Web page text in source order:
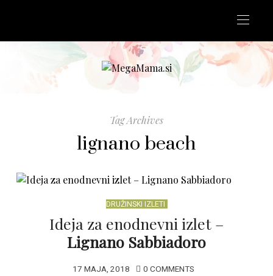
Tag Archives
lignano beach
DRUŽINSKI IZLETI
Ideja za enodnevni izlet –
Lignano Sabbiadoro
17 MAJA, 2018 0 COMMENTS